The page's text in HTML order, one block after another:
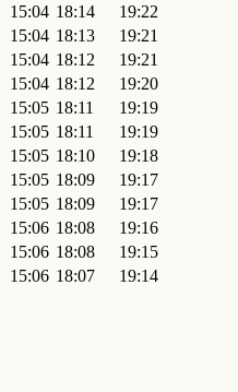
15:04 18:14
19:22
15:04 18:13
19:21
15:04 18:12
19:21
15:04 18:12
19:20
15:05 18:11
19:19
15:05 18:11
19:19
15:05 18:10
19:18
15:05 18:09
19:17
15:05 18:09
19:17
15:06 18:08
19:16
15:06 18:08
19:15
15:06 18:07 19:14